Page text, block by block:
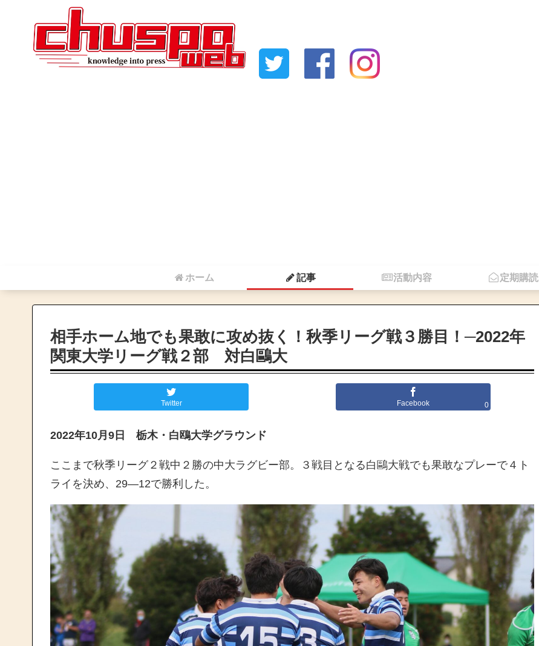
ホーム 記事 活動内容 定期購読
相手ホーム地でも果敢に攻め抜く！秋季リーグ戦３勝目！─2022年
関東大学リーグ戦２部 対白鷗大
Twitter Facebook 0
2022年10月9日 栃木・白鴎大学グラウンド
ここまで秋季リーグ２戦中２勝の中大ラグビー部。３戦目となる白鷗大戦でも果敢なプレーで４ト
ライを決め、29―12で勝利した。